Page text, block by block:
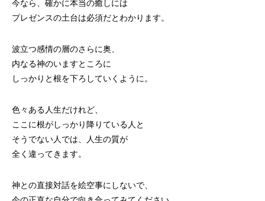
今なら、確かに本当の癒しには
プレゼンスの土台は必須だとわかります。
波立つ感情の層のさらに奥、
内なる神のいますところに
しっかりと根を下ろしていくように。
色々ある人生だけれど、
ここに根がしっかり降りている人と
そうでない人では、人生の質が
全く違ってきます。
神との直接対話を絵空事にしないで、